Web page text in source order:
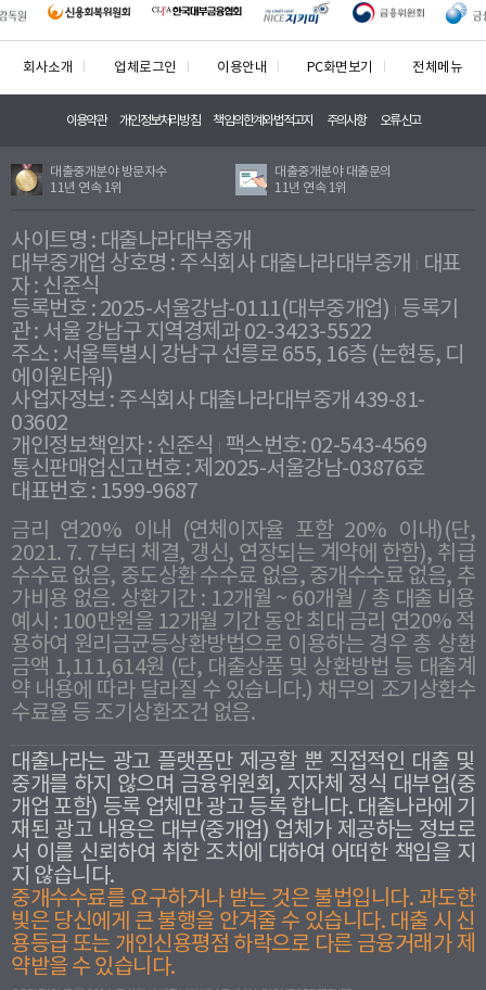
회사소개 업체로그인 이용안내 PC화면보기 전체메뉴
이용약관 개인정보처리방침 책임의한계와법적고지 주의사항 오류신고
대출중개분야 방문자수
11년 연속 1위
대출중개분야 대출문의
11년 연속 1위
사이트명 : 대출나라대부중개
대부중개업 상호명 : 주식회사 대출나라대부중개
대표
자 : 신준식
등록번호 : 2025-서울강남-0111(대부중개업) 등록기
관 : 서울 강남구 지역경제과 02-3423-5522
주소 : 서울특별시 강남구 선릉로 655, 16층 (논현동, 디
에이원타워)
사업자정보 : 주식회사 대출나라대부중개 439-81-
03602
개인정보책임자 : 신준식
팩스번호: 02-543-4569
통신판매업신고번호 : 제2025-서울강남-03876호
대표번호 : 1599-9687
금리 연20% 이내 (연체이자율 포함 20% 이내)(단,
2021. 7. 7부터 체결, 갱신, 연장되는 계약에 한함), 취급
수수료 없음, 중도상환 수수료 없음, 중개수수료 없음, 추
가비용 없음. 상환기간 : 12개월 ~ 60개월 / 총 대출 비용
예시 : 100만원을 12개월 기간 동안 최대 금리 연20% 적
용하여 원리금균등상환방법으로 이용하는 경우 총 상환
금액 1,111,614원 (단, 대출상품 및 상환방법 등 대출계
약 내용에 따라 달라질 수 있습니다.) 채무의 조기상환수
수료율 등 조기상환조건 없음.
대출나라는 광고 플랫폼만 제공할 뿐 직접적인 대출 및
중개를 하지 않으며 금융위원회, 지자체 정식 대부업(중
개업 포함) 등록 업체만 광고 등록 합니다. 대출나라에 기
재된 광고 내용은 대부(중개업) 업체가 제공하는 정보로
서 이를 신뢰하여 취한 조치에 대하여 어떠한 책임을 지
지 않습니다.
중개수수료를 요구하거나 받는 것은 불법입니다. 과도한
빛은 당신에게 큰 불행을 안겨줄 수 있습니다. 대출 시 신
용등급 또는 개인신용평점 하락으로 다른 금융거래가 제
약받을 수 있습니다.